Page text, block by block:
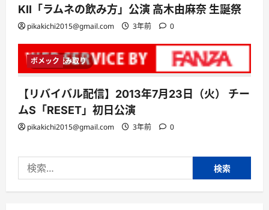
KII「ラムネの飲み方」公演 高木由麻奈 生誕祭
pikakichi2015@gmail.com 3年前 0
1 分読み取り
ボメック
【リバイバル配信】2013年7月23日（火） チー
ムS「RESET」初日公演
pikakichi2015@gmail.com 3年前 0
索: